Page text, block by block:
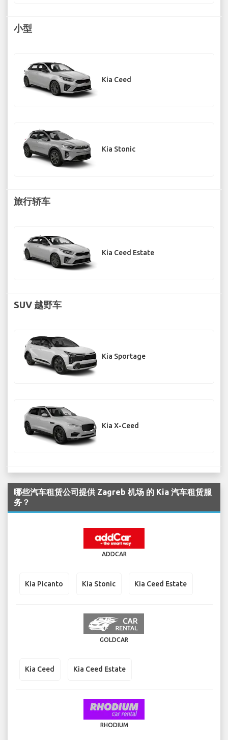
小型
Kia Ceed
Kia Stonic
旅行轿车
Kia Ceed Estate
SUV 越野车
Kia Sportage
Kia X-Ceed
哪些汽车租赁公司提供 Zagreb 机场 的 Kia 汽车租赁服
务？
ADDCAR
Kia Picanto Kia Stonic Kia Ceed Estate
GOLDCAR
Kia Ceed Kia Ceed Estate
RHODIUM